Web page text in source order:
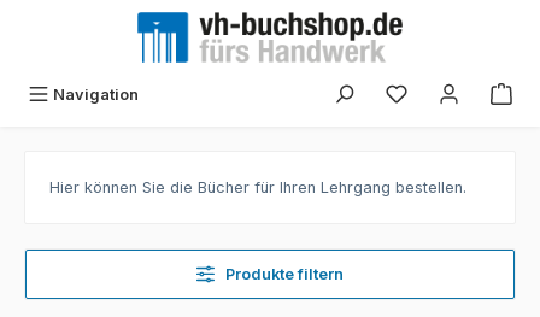
Zum Hauptinhalt springen
Navigation
Hier können Sie die Bücher für Ihren Lehrgang bestellen.
Produkte filtern